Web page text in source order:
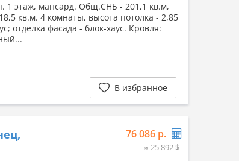
1 этаж, мансард. Общ.СНБ - 201,1 кв.м,
кв.м. 4 комнаты, высота потолка - 2,85
отделка фасада - блок-хаус. Кровля:
В избранное
76 086 р.
≈ 25 892 $